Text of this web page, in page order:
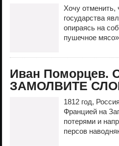
Хочу отменить,
государства
опираясь на
пушечное
Иван
ЗАМОЛВИТЕ
1812 год,
Францией на
потерями и
персов